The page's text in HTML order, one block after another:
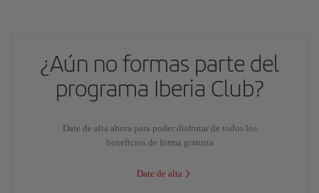
¿Aún no formas parte del
programa Iberia Club?
Date de alta ahora para poder disfrutar de todos los
beneficios de forma gratuita
Date de alta